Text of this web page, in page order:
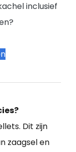
inclusief
Dit zijn
zaagsel en